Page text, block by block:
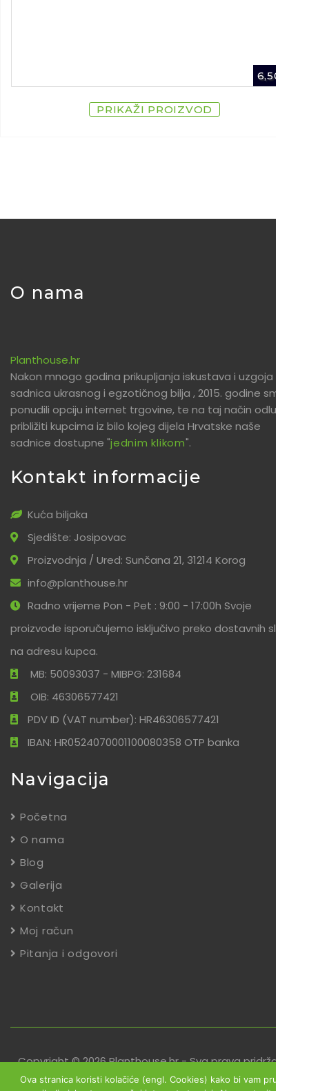
6,50
PRIKAŽI PROIZVOD
O nama
Planthouse.hr
Nakon mnogo godina prikupljanja iskustava i uzgoja
sadnica ukrasnog i egzotičnog bilja , 2015. godine smo
ponudili opciju internet trgovine, te na taj način odlučili
približiti kupcima iz bilo kojeg dijela Hrvatske naše
sadnice dostupne "jednim klikom".
Kontakt informacije
Kuća biljaka
Sjedište: Josipovac
Proizvodnja / Ured: Sunčana 21, 31214 Korog
info@planthouse.hr
Radno vrijeme Pon - Pet : 9:00 - 17:00h Svoje
proizvode isporučujemo isključivo preko dostavnih službi
na adresu kupca.
MB: 50093037 - MIBPG: 231684
OIB: 46306577421
PDV ID (VAT number): HR46306577421
IBAN: HR0524070001100080358 OTP banka
Navigacija
Početna
O nama
Blog
Galerija
Kontakt
Moj račun
Pitanja i odgovori
Copyright © 2026 Planthouse.hr - Sva prava pridržana
Ova stranica koristi kolačiće (engl. Cookies) kako bi vam pružili